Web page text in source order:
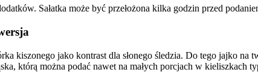
Sałatka może być przełożona kilka godzin przed
kiszonego jako kontrast dla słonego śledzia. Do tego jajko na
którą można podać nawet na małych porcjach w kieliszkach